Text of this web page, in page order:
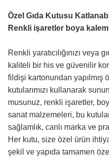
Özel Gıda Kutusu
Renkli işaretler boya
Renkli yaratıcılığınızı veya
kaliteli bir his ve güvenilir
fildişi kartonundan yapılmış
kutularımızı kullanarak
musunuz, renkli işaretler,
sanat malzemeleri, bu
sağlamlık, canlı marka ve
Her kutu, size özel ürün
şekil ve yapıda tamamen